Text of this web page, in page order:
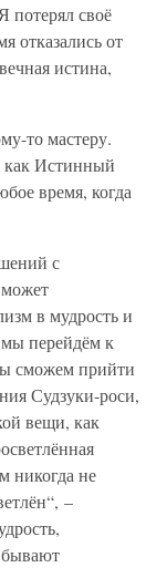
потерял своё
отказались от
истина,
то мастеру.
как Истинный
время, когда
с
в мудрость и
мы перейдём к
сможем прийти
Судзуки-роси,
вещи, как
никогда не
–
бывают